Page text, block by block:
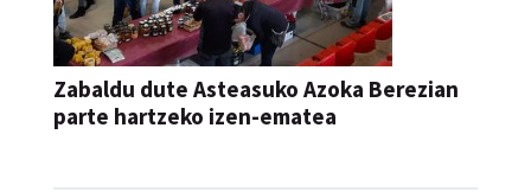
Zabaldu dute Asteasuko Azoka Berezian
parte hartzeko izen-ematea